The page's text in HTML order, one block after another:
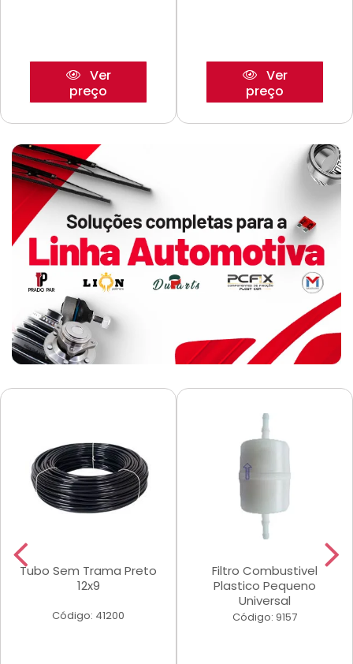
Ver
preço
Ver
preço
Tubo Sem Trama Preto
12x9
Código: 41200
Filtro Combustivel
Plastico Pequeno
Universal
Código: 9157